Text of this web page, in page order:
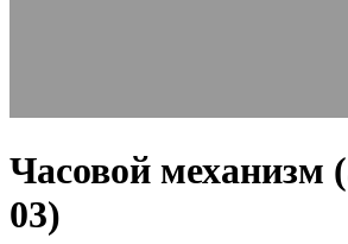
Часовой механизм
03)